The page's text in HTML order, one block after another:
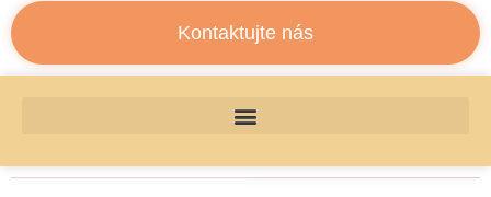
Kontaktujte nás